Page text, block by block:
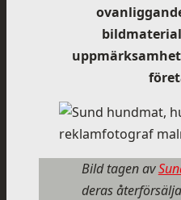
Bild tagen av
deras